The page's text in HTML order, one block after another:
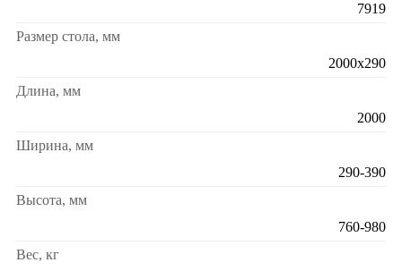
7919
Размер стола, мм
2000x290
Длина, мм
2000
Ширина, мм
290-390
Высота, мм
760-980
Вес, кг